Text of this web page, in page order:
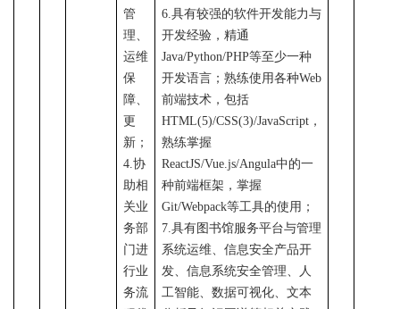
管
理、
运维
保
障、
更
新；
4.协
助相
关业
务部
门进
行业
务流
6.具有较强的软件开发能力与
开发经验，精通
Java/Python/PHP等至少一种
开发语言；熟练使用各种Web
前端技术，包括
HTML(5)/CSS(3)/JavaScript，
熟练掌握
ReactJS/Vue.js/Angula中的一
种前端框架，掌握
Git/Webpack等工具的使用；
7.具有图书馆服务平台与管理
系统运维、信息安全产品开
发、信息系统安全管理、人
工智能、数据可视化、文本